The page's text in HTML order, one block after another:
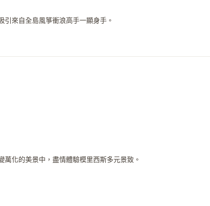
來自全島風箏衝浪高手一顯身手。
化的美景中，盡情體驗模里西斯多元景致。